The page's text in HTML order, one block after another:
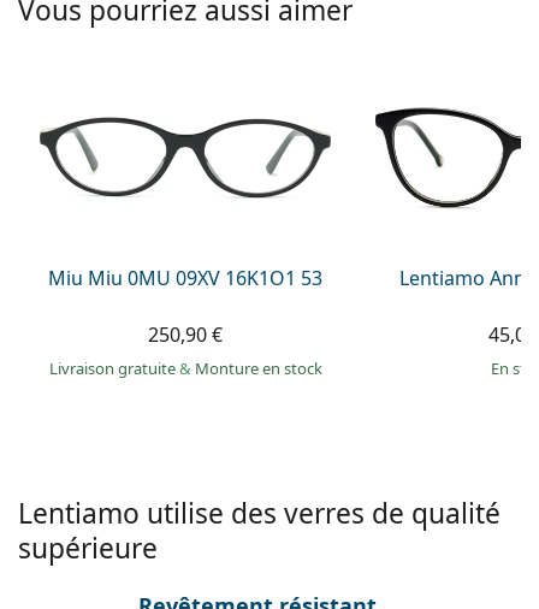
Toutes les marques
Toutes les marques
Vous pourriez aussi aimer
Miu Miu 0MU 09XV 16K1O1 53
250,90 €
Livraison gratuite& Monture en stock
Lentiamo
en
Lentiamo utilise des verres de qualité
supérieure